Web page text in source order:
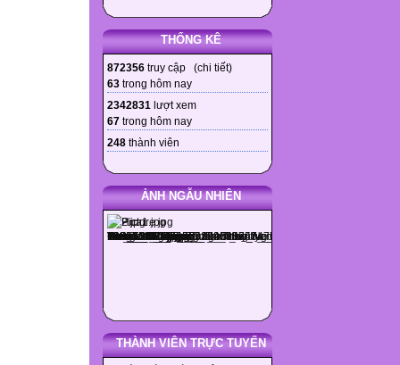
THỐNG KÊ
872356 truy cập (chi tiết)
63 trong hôm nay
2342831 lượt xem
67 trong hôm nay
248 thành viên
ẢNH NGẪU NHIÊN
THÀNH VIÊN TRỰC TUYẾN